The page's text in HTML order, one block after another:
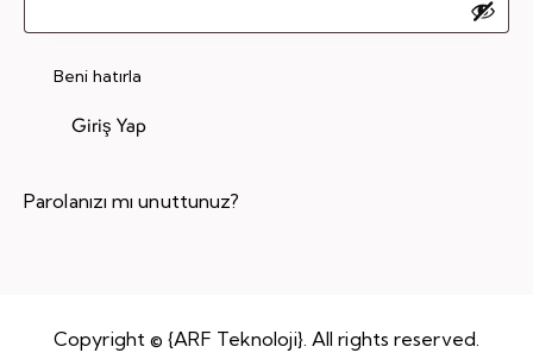
Beni hatırla
Giriş Yap
Parolanızı mı unuttunuz?
Copyright © {ARF Teknoloji}. All rights reserved.